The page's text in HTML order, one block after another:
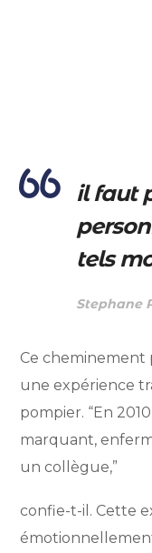
il faut
tels
Stephane
Ce cheminement
une expérience
pompier. “En
marquant,
un collègue,”
confie-t-il. Cette